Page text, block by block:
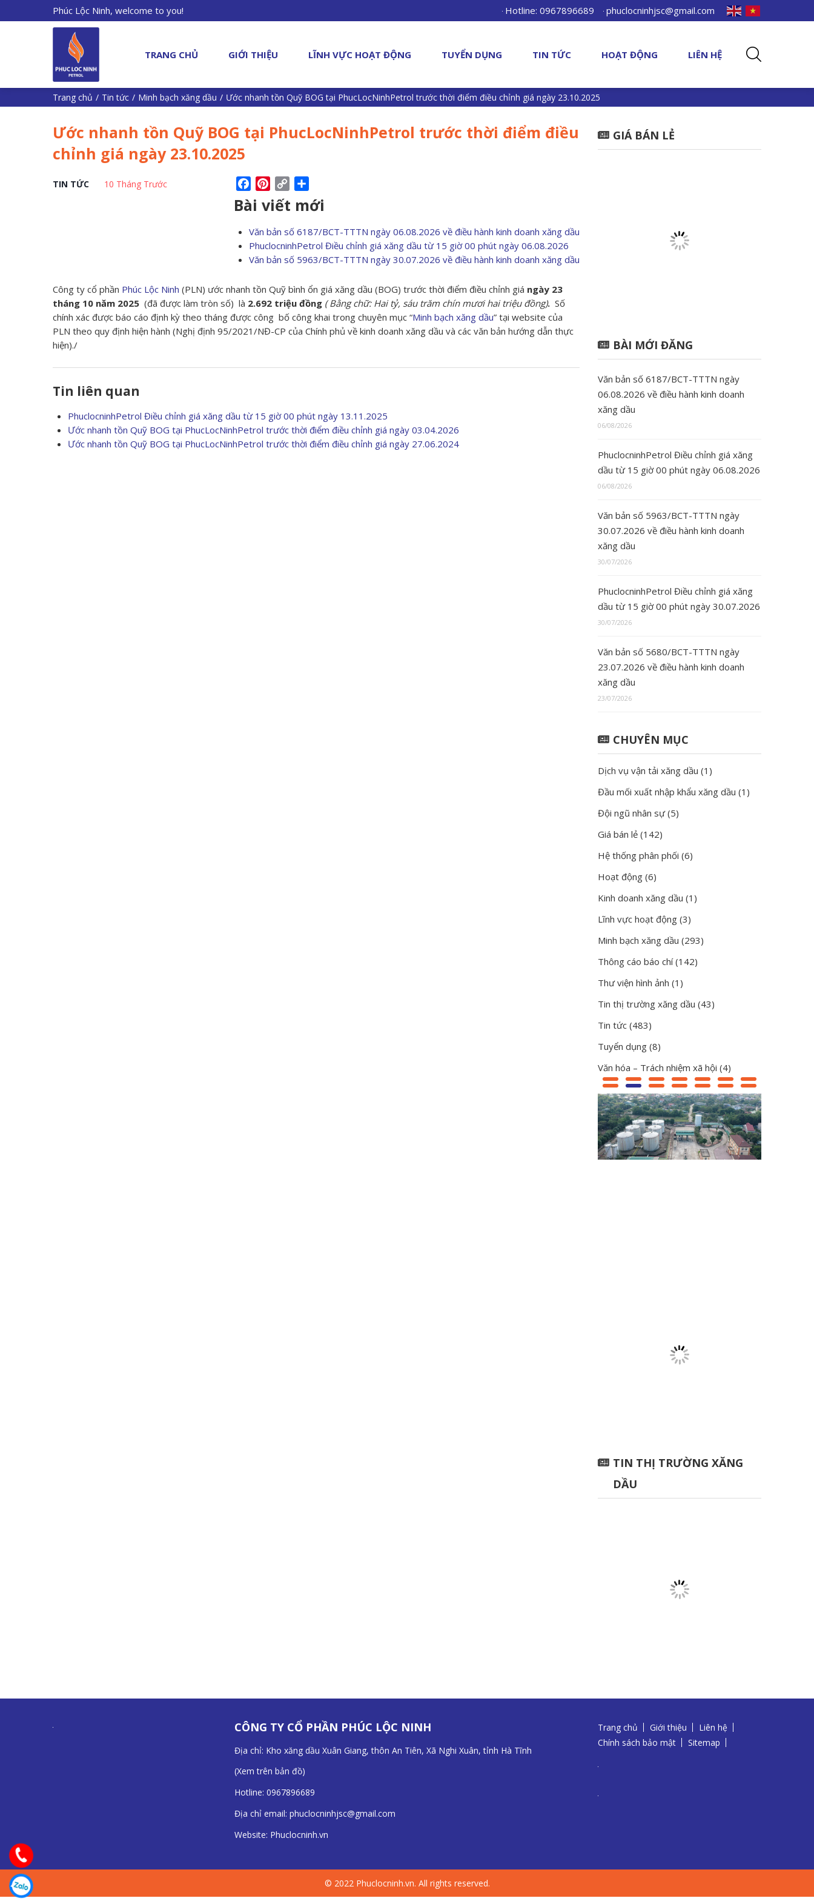
Phúc Lộc Ninh, welcome to you! Hotline: 0967896689 phuclocninhjsc@gmail.com
TRANG CHỦ GIỚI THIỆU LĨNH VỰC HOẠT ĐỘNG TUYỂN DỤNG TIN TỨC HOẠT ĐỘNG LIÊN HỆ
Trang chủ / Tin tức / Minh bạch xăng dầu / Ước nhanh tồn Quỹ BOG tại PhucLocNinhPetrol trước thời điểm điều chỉnh giá ngày 23.10.2025
Ước nhanh tồn Quỹ BOG tại PhucLocNinhPetrol trước thời điểm điều
chỉnh giá ngày 23.10.2025
TIN TỨC 10 Tháng Trước FacebookPinterest
Copy
Bài viết mới
Văn bản số 6187/BCT-TTTN ngày 06.08.2026 về điều hành kinh doanh xăng dầu
PhuclocninhPetrol Điều chỉnh giá xăng dầu từ 15 giờ 00 phút ngày 06.08.2026
Văn bản số 5963/BCT-TTTN ngày 30.07.2026 về điều hành kinh doanh xăng dầu
Công ty cổ phần Phúc Lộc Ninh (PLN) ước nhanh tồn Quỹ bình ổn giá xăng dầu (BOG) trước thời điểm điều chỉnh giá ngày 23
tháng 10 năm 2025 (đã được làm tròn số) là 2.692 triệu đồng ( Bằng chữ: Hai tỷ, sáu trăm chín mươi hai triệu đồng). Số
chính xác được báo cáo định kỳ theo tháng được công bố công khai trong chuyên mục “Minh bạch xăng dầu” tại website của
PLN theo quy định hiện hành (Nghị định 95/2021/NĐ-CP của Chính phủ về kinh doanh xăng dầu và các văn bản hướng dẫn thực
hiện)./
Tin liên quan
PhuclocninhPetrol Điều chỉnh giá xăng dầu từ 15 giờ 00 phút ngày 13.11.2025
Ước nhanh tồn Quỹ BOG tại PhucLocNinhPetrol trước thời điểm điều chỉnh giá ngày 03.04.2026
Ước nhanh tồn Quỹ BOG tại PhucLocNinhPetrol trước thời điểm điều chỉnh giá ngày 27.06.2024
GIÁ BÁN LẺ
BÀI MỚI ĐĂNG
Văn bản số 6187/BCT-TTTN ngày
06.08.2026 về điều hành kinh doanh
xăng dầu
06/08/2026
PhuclocninhPetrol Điều chỉnh giá xăng
dầu từ 15 giờ 00 phút ngày 06.08.2026
06/08/2026
Văn bản số 5963/BCT-TTTN ngày
30.07.2026 về điều hành kinh doanh
xăng dầu
30/07/2026
PhuclocninhPetrol Điều chỉnh giá xăng
dầu từ 15 giờ 00 phút ngày 30.07.2026
30/07/2026
Văn bản số 5680/BCT-TTTN ngày
23.07.2026 về điều hành kinh doanh
xăng dầu
23/07/2026
CHUYÊN MỤC
Dịch vụ vận tải xăng dầu (1)
Đầu mối xuất nhập khẩu xăng dầu (1)
Đội ngũ nhân sự(5)
Giá bán lẻ (142)
Hệ thống phân phối (6)
Hoạt động (6)
Kinh doanh xăng dầu (1)
Lĩnh vực hoạt động (3)
Minh bạch xăng dầu (293)
Thông cáo báo chí(142)
Thư viện hình ảnh (1)
Tin thị trường xăng dầu (43)
Tin tức (483)
Tuyển dụng (8)
Văn hóa – Trách nhiệm xã hội (4)
TIN THỊ TRƯỜNG XĂNG
DẦU
CÔNG TY CỔ PHẦN PHÚC LỘC NINH
Địa chỉ: Kho xăng dầu Xuân Giang, thôn An Tiên, Xã Nghi Xuân, tỉnh Hà Tĩnh
(Xem trên bản đồ)
Hotline: 0967896689
Địa chỉ email: phuclocninhjsc@gmail.com
Website: Phuclocninh.vn
Trang chủ Giới thiệu
Liên hệ
Chính sách bảo mật
Sitemap
© 2022 Phuclocninh.vn. All rights reserved.